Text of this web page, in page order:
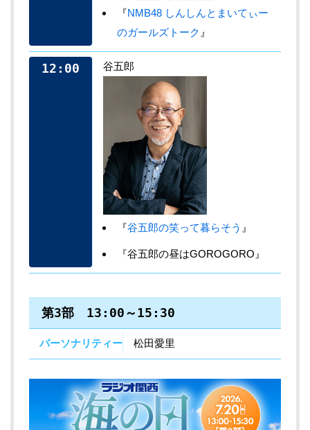
『NMB48 しんしんとまいてぃー
のガールズトーク 』
12:00 谷五郎
『谷五郎の笑って暮らそう 』
『谷五郎の昼はGOROGORO』
第3部 13:00～15:30
パーソナリティー 松田愛里